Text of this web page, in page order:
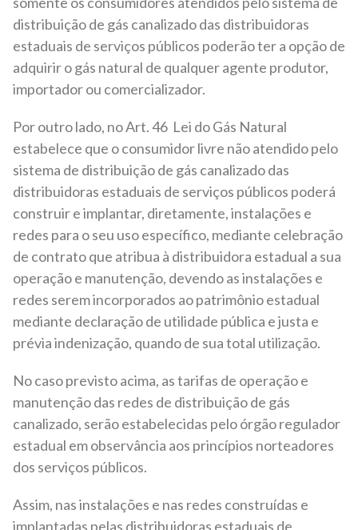
distribuição de gás canalizado das distribuidoras
estaduais de serviços públicos poderão ter a opção de
adquirir o gás natural de qualquer agente produtor,
importador ou comercializador.
Por outro lado, no Art. 46 Lei do Gás Natural
estabelece que o consumidor livre não atendido pelo
sistema de distribuição de gás canalizado das
distribuidoras estaduais de serviços públicos poderá
construir e implantar, diretamente, instalações e
redes para o seu uso específico, mediante celebração
de contrato que atribua à distribuidora estadual a sua
operação e manutenção, devendo as instalações e
redes serem incorporados ao patrimônio estadual
mediante declaração de utilidade pública e justa e
prévia indenização, quando de sua total utilização.
No caso previsto acima, as tarifas de operação e
manutenção das redes de distribuição de gás
canalizado, serão estabelecidas pelo órgão regulador
estadual em observância aos princípios norteadores
dos serviços públicos.
Assim, nas instalações e nas redes construídas e
implantadas pelas distribuidoras estaduais de